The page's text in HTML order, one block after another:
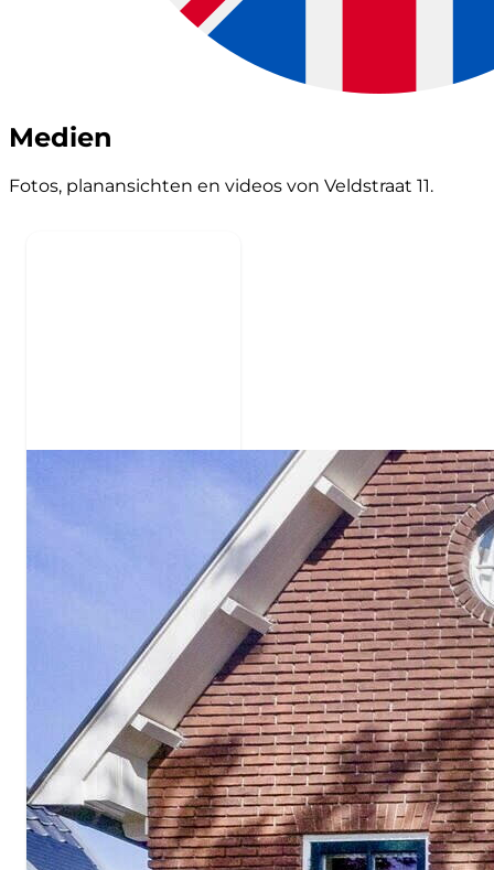
Medien
Fotos, planansichten en videos von Veldstraat 11.